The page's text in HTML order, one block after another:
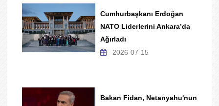
Cumhurbaşkanı Erdoğan
NATO Liderlerini Ankara’da
Ağırladı
2026-07-15
Bakan Fidan, Netanyahu'nun